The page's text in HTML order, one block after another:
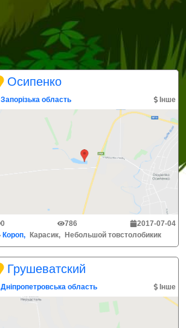
Осипенко
Запорізька область Інше
0 786
2017-07-04
Короп
Карасик Небольшой товстолобикик
Грушеватский
Дніпропетровська область Інше